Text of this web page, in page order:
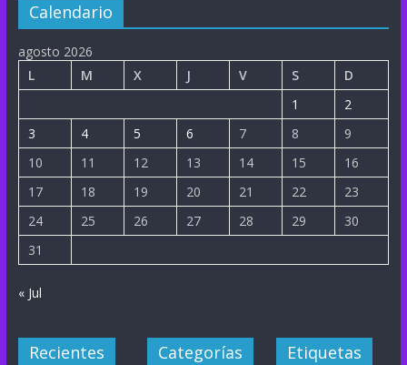
Calendario
agosto 2026
L
M X J V S
D
1
2
3
4 5 6 7 8
9
10
11 12 13 14 15
16
17
18 19 20 21 22
23
24
25 26 27 28 29
30
31
« Jul
Recientes Categorías Etiquetas